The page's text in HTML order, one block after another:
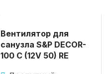
Вентилятор для
санузла S&P DECOR-
100 C (12V 50) RE